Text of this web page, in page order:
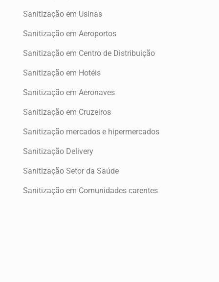
Sanitização em Usinas
Sanitização em Aeroportos
Sanitização em Centro de Distribuição
Sanitização em Hotéis
Sanitização em Aeronaves
Sanitização em Cruzeiros
Sanitização mercados e hipermercados
Sanitização Delivery
Sanitização Setor da Saúde
Sanitização em Comunidades carentes